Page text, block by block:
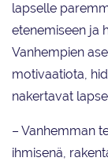
lapselle
etenemiseen ja
Vanhempien
motivaatiota,
nakertavat
– Vanhemman
ihmisenä,